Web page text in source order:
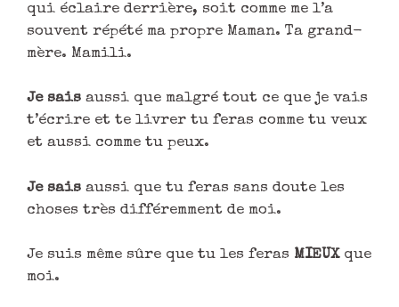
qui éclaire derrière, soit comme me l’a
souvent répété ma propre Maman. Ta grand-
mère. Mamili.
Je sais aussi que malgré tout ce que je vais
t’écrire et te livrer tu feras comme tu veux
et aussi comme tu peux.
Je sais aussi que tu feras sans doute les
choses très différemment de moi.
Je suis même sûre que tu les feras MIEUXque
moi.